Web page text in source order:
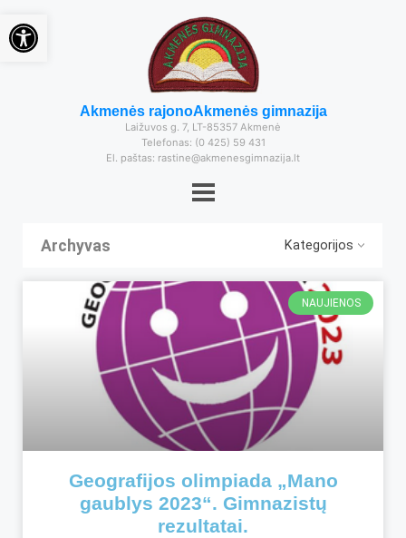
Akmenės rajonoAkmenės gimnazija
Laižuvos g. 7, LT-85357 Akmenė
Telefonas: (0 425) 59 431
El. paštas: rastine@akmenesgimnazija.lt
Archyvas Kategorijos
NAUJIENOS
Geografijos olimpiada „Mano
gaublys 2023“. Gimnazistų
rezultatai.
Open toolbar